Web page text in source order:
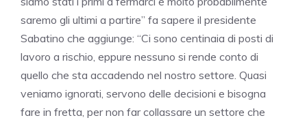
saremo gli ultimi a partire” fa sapere il presidente
Sabatino che aggiunge: “Ci sono centinaia di posti di
lavoro a rischio, eppure nessuno si rende conto di
quello che sta accadendo nel nostro settore. Quasi
veniamo ignorati, servono delle decisioni e bisogna
fare in fretta, per non far collassare un settore che